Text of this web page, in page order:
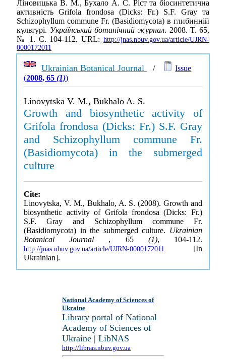
Ліновицька В. М., Бухало А. С. Ріст та біосинтетична
активність Grifola frondosa (Dicks: Fr.) S.F. Gray та
Schizophyllum commune Fr. (Basidiomycota) в глибинній
культурі. Український ботанічний журнал. 2008. Т. 65,
№ 1. С. 104-112. URL: http://jnas.nbuv.gov.ua/article/UJRN-
0000172011
Ukrainian Botanical Journal /
Issue
(2008, 65(1))
Linovytska V. M., Bukhalo A. S.
Growth and biosynthetic activity of
Grifola frondosa (Dicks: Fr.) S.F. Gray
and Schizophyllum commune Fr.
(Basidiomycota) in the submerged
culture
Cite:
Linovytska, V. M., Bukhalo, A. S. (2008). Growth and
biosynthetic activity of Grifola frondosa (Dicks: Fr.)
S.F. Gray and Schizophyllum commune Fr.
(Basidiomycota) in the submerged culture. Ukrainian
Botanical Journal , 65 (1), 104-112.
http://jnas.nbuv.gov.ua/article/UJRN-0000172011
[In
Ukrainian].
National Academy of Sciences of
Ukraine
Library portal of National
Academy of Sciences of
Ukraine | LibNAS
http://libnas.nbuv.gov.ua